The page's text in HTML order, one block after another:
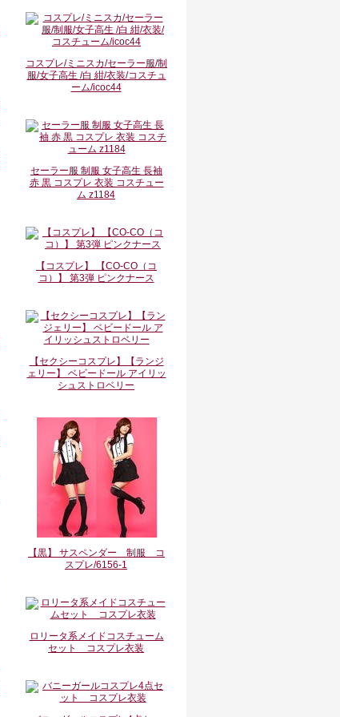
コスプレ/ミニスカ/セーラー服/制
服/女子高生 /白 紺/衣装/コスチュ
ーム/icoc44
セーラー服 制服 女子高生 長袖
赤 黒 コスプレ 衣装 コスチュー
ム z1184
【コスプレ】 【CO-CO（コ
コ）】 第3弾 ピンクナース
【セクシーコスプレ】【ランジ
ェリー】 ベビードール アイリッ
シュストロベリー
【黒】 サスペンダー 制服 コ
スプレ/6156-1
ロリータ系メイドコスチューム
セット コスプレ衣装